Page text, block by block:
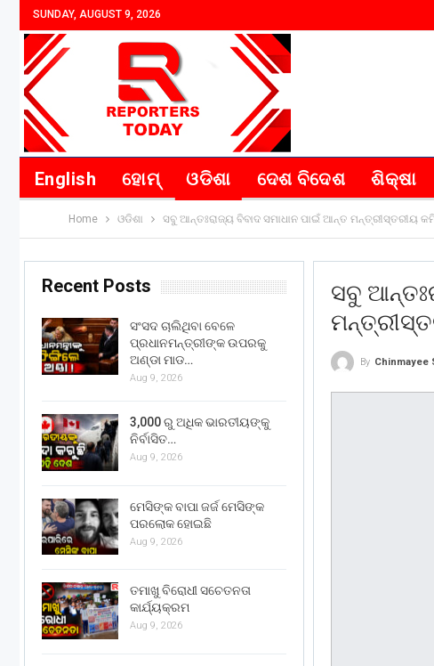
SUNDAY, AUGUST 9, 2026
English ହୋମ୍ ଓଡିଶା ଦେଶ ବିଦେଶ ଶିକ୍ଷା
Home ଓଡିଶା ସବୁ ଆନ୍ତଃରାଜ୍ୟ ବିବାଦ ସମାଧାନ ପାଇଁ ଆନ୍ତ ମନ୍ତ୍ରୀସ୍ତରୀୟ
ସବୁ
By Chinmayee
Recent Posts
ସଂସଦ ଚାଲିଥିବା ବେଳେ
ପ୍ରଧାନମନ୍ତ୍ରୀଙ୍କ ଉପରକୁ
ଅଣ୍ଡା ମାଡ…
Aug 9, 2026
3,000 ରୁ ଅଧିକ ଭାରତୀୟଙ୍କୁ
ନିର୍ବାସିତ…
Aug 9, 2026
ମେସିଙ୍କ ବାପା ଜର୍ଜ ମେସିଙ୍କ
ପରଲୋକ ହୋଇଛି
Aug 9, 2026
ତମାଖୁ ବିରୋଧୀ ସଚେତନତା
କାର୍ଯ୍ୟକ୍ରମ
Aug 9, 2026